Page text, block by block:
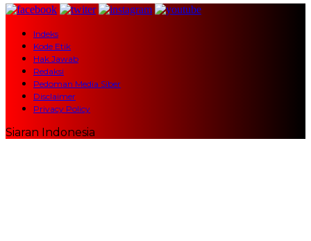
Indeks
Kode Etik
Hak Jawab
Redaksi
Pedoman Media Siber
Disclaimer
Privacy Policy
Siaran Indonesia